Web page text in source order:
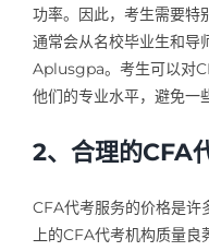
功率。因此，考生需要特
通常会从名校毕业生和导
Aplusgpa。考生可以对
他们的专业水平，避免一
2、合理的CFA
CFA代考服务的价格是许
上的CFA代考机构质量